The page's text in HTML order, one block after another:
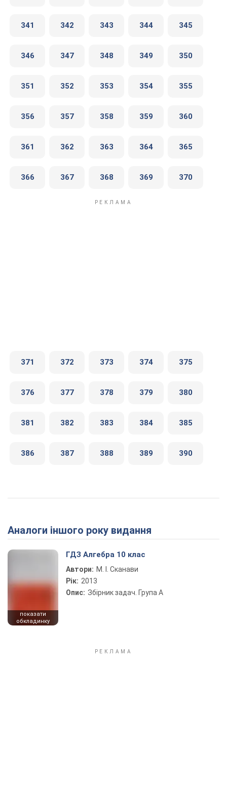
341 342 343 344 345
346 347 348 349 350
351 352 353 354 355
356 357 358 359 360
361 362 363 364 365
366 367 368 369 370
371 372 373 374 375
376 377 378 379 380
381 382 383 384 385
386 387 388 389 390
Аналоги іншого року видання
показати
обкладинку
ГДЗ Алгебра 10 клас
Автори: М. І. Сканави
Рік: 2013
Опис: Збірник задач. Група А